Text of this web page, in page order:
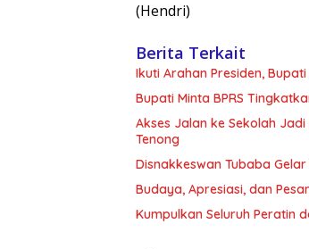
(Hendri)
Berita Terkait
Ikuti Arahan Presiden,
Bupati Minta BPRS
Akses Jalan ke Sekolah
Tenong
Disnakkeswan Tubaba
Budaya, Apresiasi, dan
Kumpulkan Seluruh Peratin